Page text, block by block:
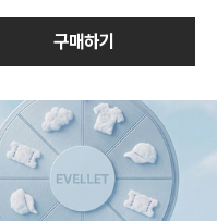
구매하기